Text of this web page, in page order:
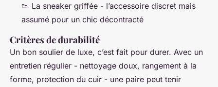
👟 La sneaker griffée - l’accessoire discret mais
assumé pour un chic décontracté
Critères de durabilité
Un bon soulier de luxe, c’est fait pour durer. Avec un
entretien régulier - nettoyage doux, rangement à la
forme, protection du cuir - une paire peut tenir